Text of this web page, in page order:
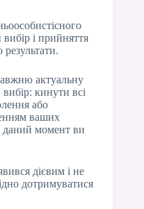
і прийняття
результати.
актуальну
кинути всі
або
ваших
даний момент ви
дієвим і не
дотримуватися